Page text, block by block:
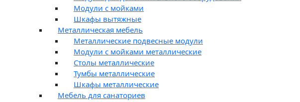
Модули с мойками
Шкафы вытяжные
Металлическая мебель
Металлические подвесные модули
Модули с мойками металлические
Столы металлические
Тумбы металлические
Шкафы металлические
Мебель для санаториев